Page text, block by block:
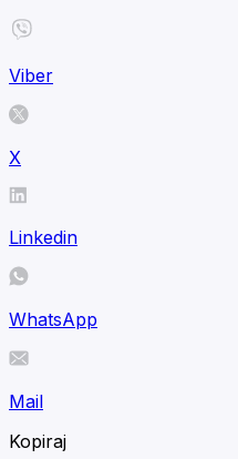
Viber
X
Linkedin
WhatsApp
Mail
Kopiraj